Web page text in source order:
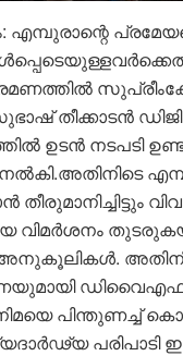
എമ്പുരാന്റെ
തീക്കാടൻ
ഉടൻ നടപടി
നല്‍കി.അതിനിടെ
വിമർശനം
പിന്തുണച്ച്
പരിപാടി